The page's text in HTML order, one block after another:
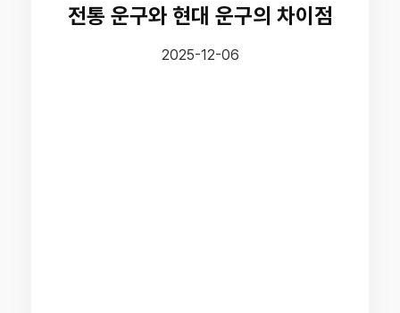
전통 운구와 현대 운구의 차이점
2025-12-06